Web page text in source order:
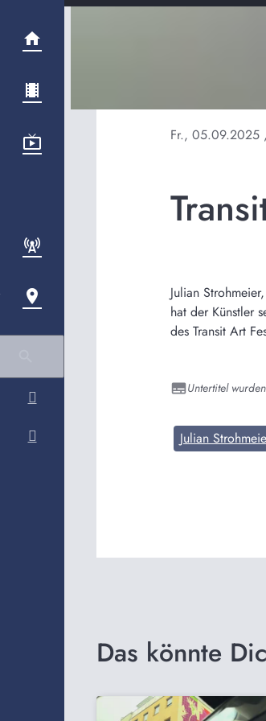
Fr., 05.09.2025
Julian
hat der Künstler
des Transit Art
Untertitel
Julian
Das könnte